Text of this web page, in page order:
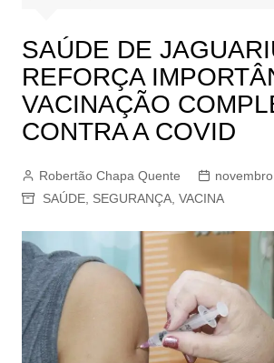
SAÚDE DE
REFORÇA
VACINAÇÃO
CONTRA A COVID
Robertão Chapa Quente
SAÚDE, SEGURANÇA, VACINA